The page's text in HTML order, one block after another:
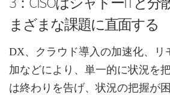
まざまな課題に直面する
DX、クラウド導入の加速化、リ
加などにより、単一的に状況を
は終わりを告げ、状況の把握が